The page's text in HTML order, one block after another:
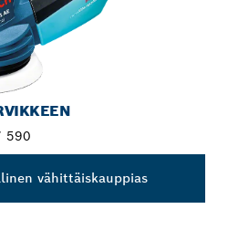
590
vähittäiskauppias